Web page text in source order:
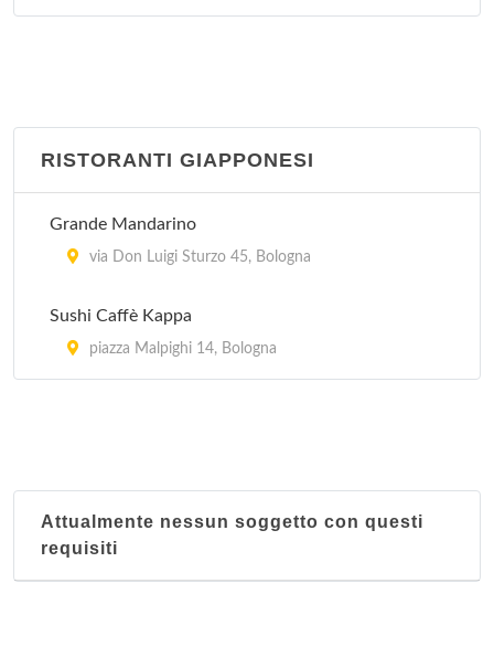
RISTORANTI GIAPPONESI
Grande Mandarino
via Don Luigi Sturzo 45, Bologna
Sushi Caffè Kappa
piazza Malpighi 14, Bologna
Attualmente nessun soggetto con questi
requisiti